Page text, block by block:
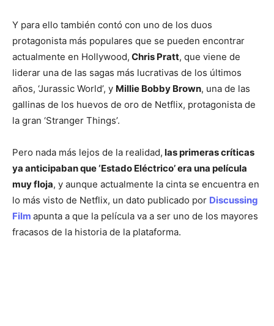
Y para ello también contó con uno de los duos
protagonista más populares que se pueden encontrar
actualmente en Hollywood, Chris Pratt, que viene de
liderar una de las sagas más lucrativas de los últimos
años, ‘Jurassic World’, y Millie Bobby Brown, una de las
gallinas de los huevos de oro de Netflix, protagonista de
la gran ‘Stranger Things’.
Pero nada más lejos de la realidad, las primeras críticas
ya anticipaban que ‘Estado Eléctrico’ era una película
muy floja, y aunque actualmente la cinta se encuentra en
lo más visto de Netflix, un dato publicado por Discussing
Film apunta a que la película va a ser uno de los mayores
fracasos de la historia de la plataforma.